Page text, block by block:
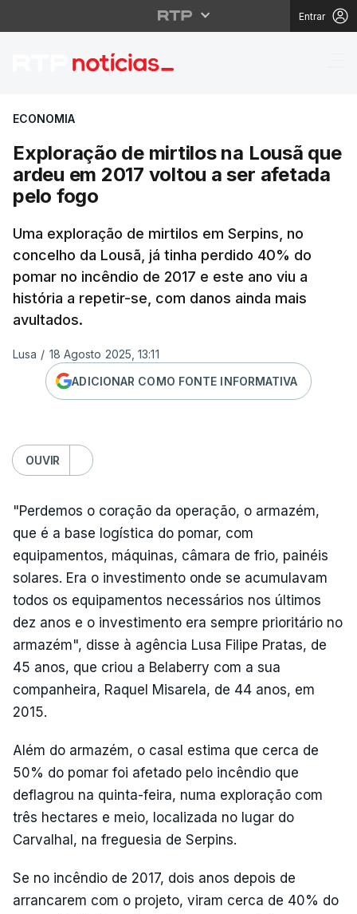
Entrar
Exploração de
ECONOMIA
Exploração de mirtilos na Lousã que
ardeu em 2017 voltou a ser afetada
pelo fogo
Uma exploração de mirtilos em Serpins, no
concelho da Lousã, já tinha perdido 40% do
pomar no incêndio de 2017 e este ano viu a
história a repetir-se, com danos ainda mais
avultados.
Lusa / 18 Agosto 2025, 13:11
ADICIONAR COMO FONTE INFORMATIVA
OUVIR
"Perdemos o coração da operação, o armazém,
que é a base logística do pomar, com
equipamentos, máquinas, câmara de frio, painéis
solares. Era o investimento onde se acumulavam
todos os equipamentos necessários nos últimos
dez anos e o investimento era sempre prioritário no
armazém", disse à agência Lusa Filipe Pratas, de
45 anos, que criou a Belaberry com a sua
companheira, Raquel Misarela, de 44 anos, em
2015.
Além do armazém, o casal estima que cerca de
50% do pomar foi afetado pelo incêndio que
deflagrou na quinta-feira, numa exploração com
três hectares e meio, localizada no lugar do
Carvalhal, na freguesia de Serpins.
Se no incêndio de 2017, dois anos depois de
arrancarem com o projeto, viram cerca de 40% do